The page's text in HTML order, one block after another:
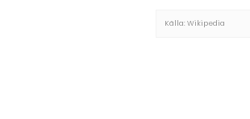
Källa: Wikipedia